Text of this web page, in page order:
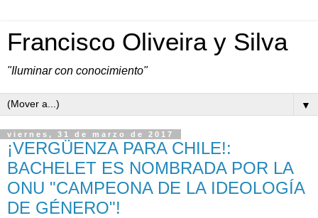
Francisco Oliveira y Silva
"Iluminar con conocimiento"
▼
viernes, 31 de marzo de 2017
¡VERGÜENZA PARA CHILE!:
BACHELET ES NOMBRADA POR LA
ONU "CAMPEONA DE LA IDEOLOGÍA
DE GÉNERO"!